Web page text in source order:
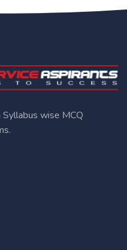
wise MCQ